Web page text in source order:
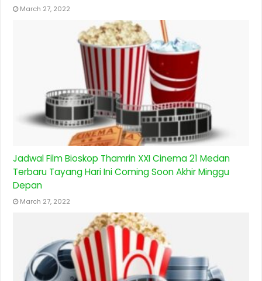
March 27, 2022
Jadwal Film Bioskop Thamrin XXI Cinema 21 Medan
Terbaru Tayang Hari Ini Coming Soon Akhir Minggu
Depan
March 27, 2022